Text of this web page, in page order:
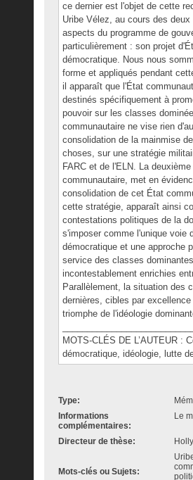
ce dernier est l'objet de cette
Uribe Vélez, au cours des
aspects du programme de
particulièrement : son projet
démocratique. Nous nous
forme et appliqués pendant
il apparaît que l'État
destinés spécifiquement à
pouvoir sur les classes
communautaire ne vise rien
consolidation de la mainmise
choses, sur une stratégie
FARC et de l'ELN. La
communautaire, met en
consolidation de cet État
cette stratégie, apparaît ainsi
contestations politiques de la
s'imposer comme l'unique voie
démocratique et une approche
service des classes
incontestablement enrichies
Parallèlement, la situation des
dernières, cibles par
triomphe de l'idéologie
MOTS-CLÉS DE L’AUTEUR :
démocratique, idéologie, lutte
Type:
Informations
complémentaires:
Le
Directeur de thèse:
Mots-clés ou Sujets: